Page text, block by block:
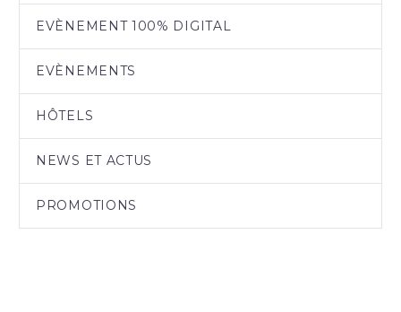
EVÈNEMENT 100% DIGITAL
EVÈNEMENTS
HÔTELS
NEWS ET ACTUS
PROMOTIONS